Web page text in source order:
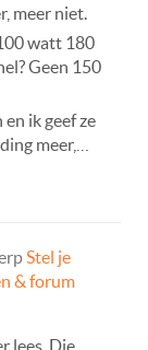
meer niet.
watt 180
Geen 150
ik geef ze
meer,…
Stel je
& forum
lees. Die